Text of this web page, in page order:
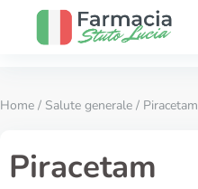
Home / Salute generale / Piracetam
Piracetam